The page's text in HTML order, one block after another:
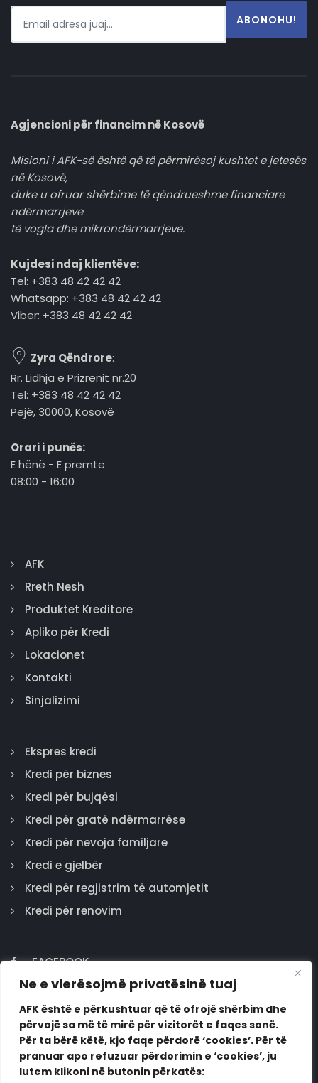
Ne e vlerësojmë privatësinë tuaj
AFK është e përkushtuar që të ofrojë shërbim dhe
përvojë sa më të mirë për vizitorët e faqes sonë.
Për ta bërë këtë, kjo faqe përdorë ‘cookies’. Për të
pranuar apo refuzuar përdorimin e ‘cookies’, ju
lutem klikoni në butonin përkatës:
ABONOHU!
Agjencioni për financim në Kosovë
Misioni i AFK-së është që të përmirësoj kushtet e jetesës
në Kosovë,
duke u ofruar shërbime të qëndrueshme financiare
ndërmarrjeve
të vogla dhe mikrondërmarrjeve.
Kujdesi ndaj klientëve:
Tel: +383 48 42 42 42
Whatsapp: +383 48 42 42 42
Viber: +383 48 42 42 42
Zyra Qëndrore:
Rr. Lidhja e Prizrenit nr.20
Tel: +383 48 42 42 42
Pejë, 30000, Kosovë
Orari i punës:
E hënë - E premte
08:00 - 16:00
AFK
Rreth Nesh
Produktet Kreditore
Apliko për Kredi
Lokacionet
Kontakti
Sinjalizimi
Ekspres kredi
Kredi për biznes
Kredi për bujqësi
Kredi për gratë ndërmarrëse
Kredi për nevoja familjare
Kredi e gjelbër
Kredi për regjistrim të automjetit
Kredi për renovim
FACEBOOK
GOOGLE
INSTAGRAM
LINKEDIN